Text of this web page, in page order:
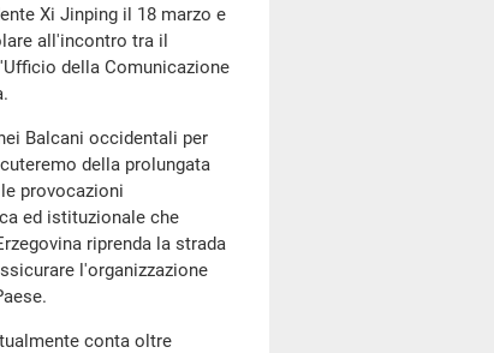
Xi Jinping il 18 marzo e
all'incontro tra il
della Comunicazione
Balcani occidentali per
della prolungata
provocazioni
ed istituzionale che
riprenda la strada
l'organizzazione
conta oltre